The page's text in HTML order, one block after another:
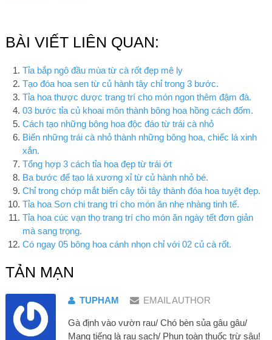
BÀI VIẾT LIÊN QUAN:
Tỉa bắp ngô đầu mùa từ cà rốt đẹp mê ly
Tạo đóa hoa sen từ củ hành tây chỉ trong 3 bước.
Tỉa hoa thược dược trang trí cho món ngon thêm đậm đà.
03 bước tỉa củ khoai môn thành bông hoa hồng cách đốm.
Cách tạo những bông hoa độc đáo từ trái cà nhỏ
Biến những trái cà nhỏ thành những bông hoa, chiếc lá xinh
xắn.
Tổng hợp 3 cách tỉa hoa đẹp từ trái ớt
Ba bước để tạo lá xương xỉ từ củ hành nhỏ bé.
Chỉ trong chớp mắt biến cây tỏi tây thành đóa hoa tuyệt đẹp.
Tỉa hoa Sơn chi trang trí cho món ăn nhẹ nhàng tinh tế.
Tỉa hoa cúc vạn thọ trang trí cho món ăn ngày tết đơn giản
mà sang trọng.
Có ngay 05 bông hoa cánh nhọn chỉ với 02 củ cà rốt.
TẢN MẠN
TUPHAM EMAIL AUTHOR
Gà định vào vườn rau/ Chó bèn sủa gâu gâu/
Mang tiếng là rau sạch/ Phun toàn thuốc trừ sâu!